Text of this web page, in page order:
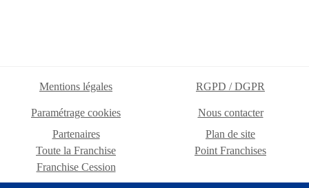
Mentions légales RGPD / DGPR
Paramétrage cookies
Nous contacter
Partenaires
Plan de site
Toute la Franchise
Point Franchises
Franchise Cession